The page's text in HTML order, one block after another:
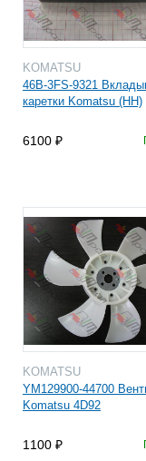
KOMATSU
46B-3FS-9321
каретки Komatsu (HH)
6100
KOMATSU
YM129900-44700
Komatsu 4D92
1100